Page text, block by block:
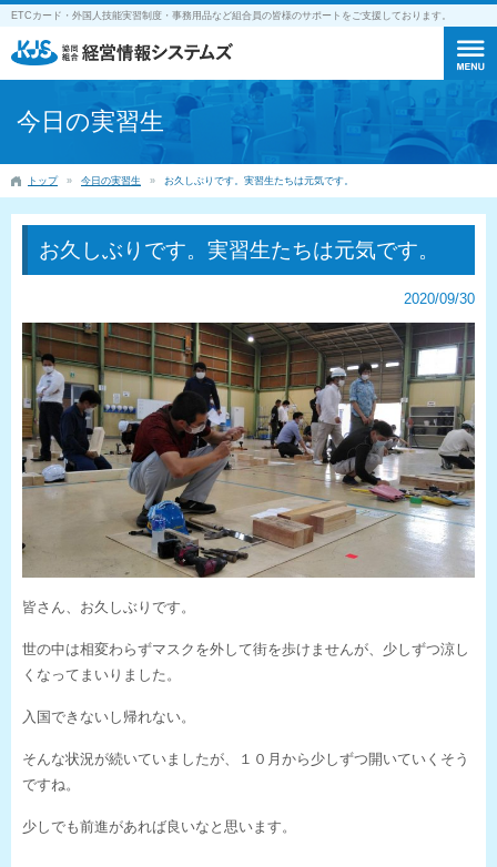
ETCカード・外国人技能実習制度・事務用品など組合員の皆様のサポートをご支援しております。
今日の実習生
トップ 今日の実習生 お久しぶりです。実習生たちは元気です。
お久しぶりです。実習生たちは元気です。
2020/09/30
皆さん、お久しぶりです。
世の中は相変わらずマスクを外して街を歩けませんが、少しずつ涼し
くなってまいりました。
入国できないし帰れない。
そんな状況が続いていましたが、１０月から少しずつ開いていくそう
ですね。
少しでも前進があれば良いなと思います。